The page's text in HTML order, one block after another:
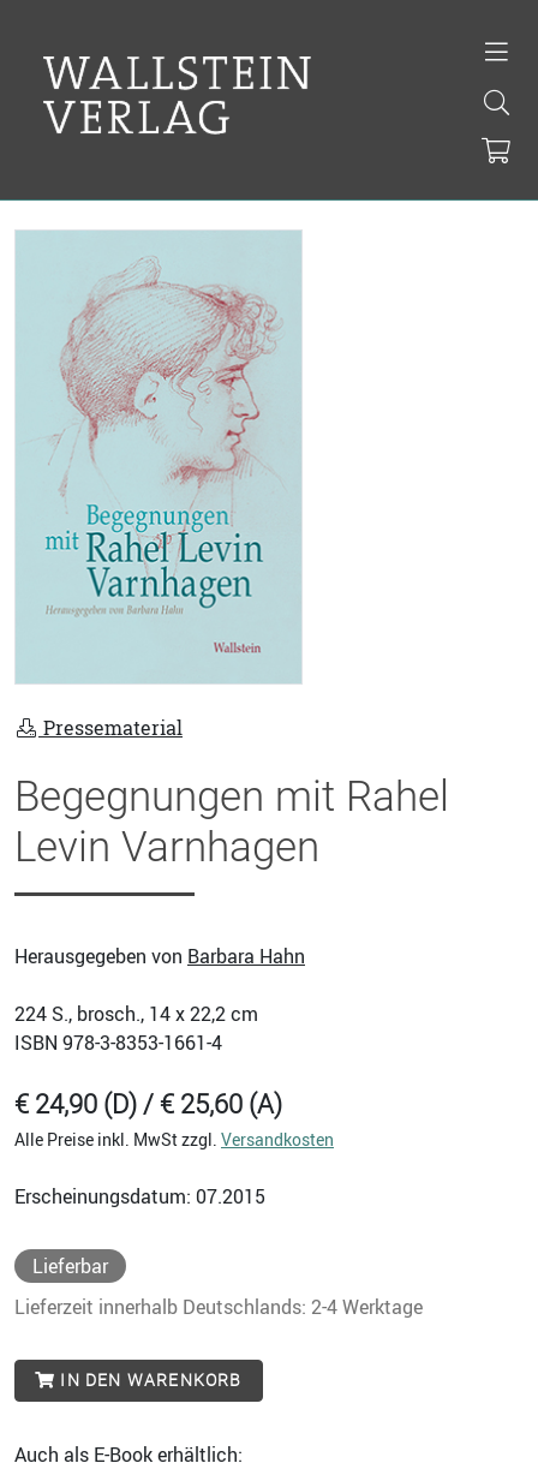
Pressematerial
Begegnungen mit Rahel
Levin Varnhagen
Herausgegeben von Barbara Hahn
224 S., brosch., 14 x 22,2 cm
ISBN 978-3-8353-1661-4
€ 24,90 (D) / € 25,60 (A)
Alle Preise inkl. MwSt zzgl. Versandkosten
Erscheinungsdatum: 07.2015
Lieferbar
Lieferzeit innerhalb Deutschlands: 2-4 Werktage
IN DEN WARENKORB
Auch als E-Book erhältlich: